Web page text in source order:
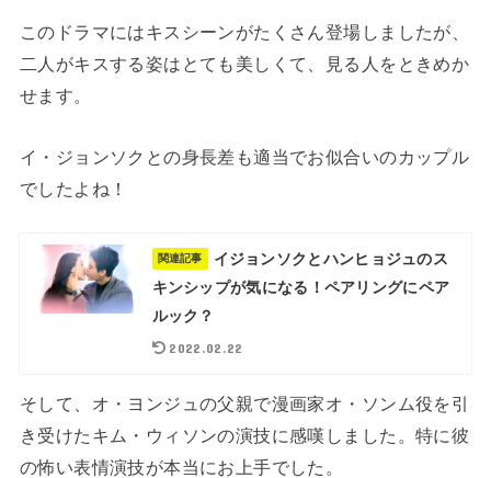
このドラマにはキスシーンがたくさん登場しましたが、
二人がキスする姿はとても美しくて、見る人をときめか
せます。
イ・ジョンソクとの身長差も適当でお似合いのカップル
でしたよね！
関連記事
イジョンソクとハンヒョジュのス
キンシップが気になる！ペアリングにペア
ルック？
2022.02.22
そして、オ・ヨンジュの父親で漫画家オ・ソンム役を引
き受けたキム・ウィソンの演技に感嘆しました。特に彼
の怖い表情演技が本当にお上手でした。